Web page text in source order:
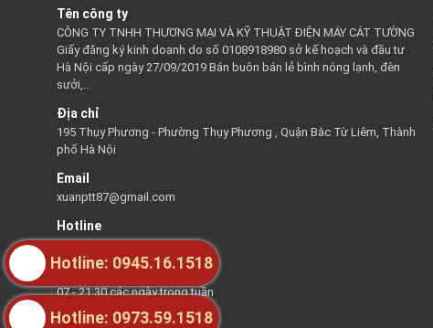
Tên công ty
CÔNG TY TNHH THƯƠNG MẠI VÀ KỸ THUẬT ĐIỆN MÁY CÁT TƯỜNG
Giấy đăng ký kinh doanh do số 0108918980 sở kế hoạch và đầu tư
Hà Nội cấp ngày 27/09/2019 Bán buôn bán lẻ bình nóng lạnh, đèn
sưởi,...
Địa chỉ
195 Thụy Phương - Phường Thụy Phương , Quận Bắc Từ Liêm, Thành
phố Hà Nội
Email
xuanptt87@gmail.com
Hotline
0945161518
Thời gian hỗ trợ
07 - 21:30 các ngày trong tuần
Hotline: 0973.59.1518
Hotline: 0945.16.1518